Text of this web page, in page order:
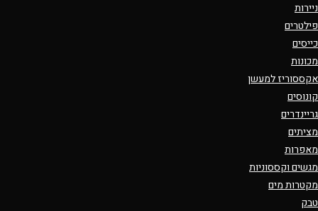
ניירות
פילטרים
כייסים
מכונות
אקססוריז למעשן
קונוסים
גריינדרים
מציתים
מאפרות
מגשים וקססוניות
מקטרות מים
טבק